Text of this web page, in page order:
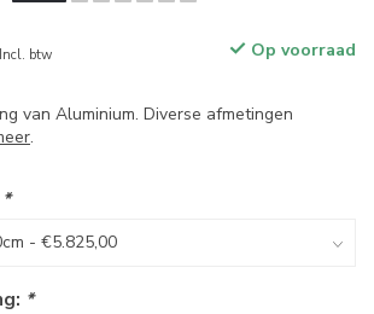
Incl. btw Op voorraad
van Aluminium. Diverse afmetingen
.
*
*